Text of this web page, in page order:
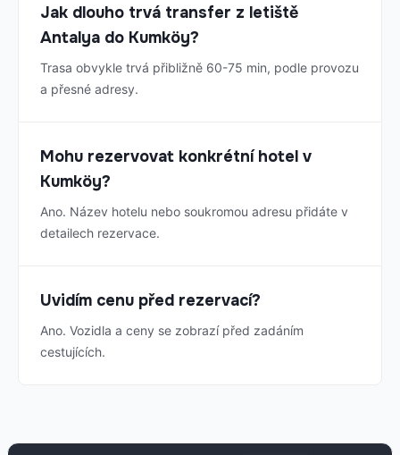
Jak dlouho trvá transfer z letiště
Antalya do Kumköy?
Trasa obvykle trvá přibližně 60-75 min, podle provozu
a přesné adresy.
Mohu rezervovat konkrétní hotel v
Kumköy?
Ano. Název hotelu nebo soukromou adresu přidáte v
detailech rezervace.
Uvidím cenu před rezervací?
Ano. Vozidla a ceny se zobrazí před zadáním
cestujících.